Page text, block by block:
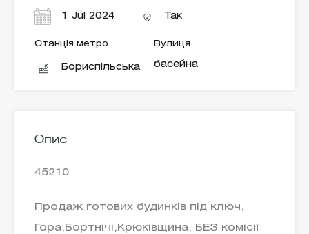
1 Jul 2024 Так
Станція метро
Бориспільська
Вулиця
басейна
Опис
45210
Продаж готових будинків під ключ,
Гора,Бортнічі,Крюківщина, БЕЗ комісії